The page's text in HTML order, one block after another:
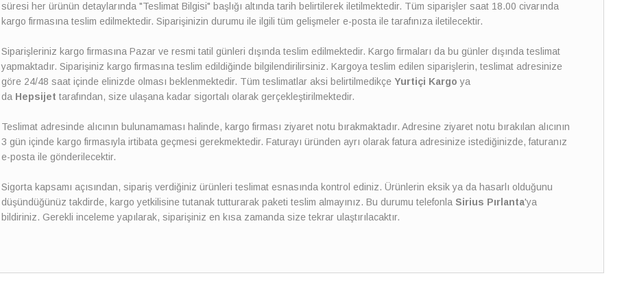
süresi her ürünün detaylarında "Teslimat Bilgisi" başlığı altında tarih belirtilerek iletilmektedir. Tüm siparişler saat 18.00 civarında
kargo firmasına teslim edilmektedir. Siparişinizin durumu ile ilgili tüm gelişmeler e-posta ile tarafınıza iletilecektir.
Siparişleriniz kargo firmasına Pazar ve resmi tatil günleri dışında teslim edilmektedir. Kargo firmaları da bu günler dışında teslimat
yapmaktadır. Siparişiniz kargo firmasına teslim edildiğinde bilgilendirilirsiniz. Kargoya teslim edilen siparişlerin, teslimat adresinize
göre 24/48 saat içinde elinizde olması beklenmektedir. Tüm teslimatlar aksi belirtilmedikçe Yurtiçi Kargo ya
da Hepsijet tarafından, size ulaşana kadar sigortalı olarak gerçekleştirilmektedir.
Teslimat adresinde alıcının bulunamaması halinde, kargo firması ziyaret notu bırakmaktadır. Adresine ziyaret notu bırakılan alıcının
3 gün içinde kargo firmasıyla irtibata geçmesi gerekmektedir. Faturayı üründen ayrı olarak fatura adresinize istediğinizde, faturanız
e-posta ile gönderilecektir.
Sigorta kapsamı açısından, sipariş verdiğiniz ürünleri teslimat esnasında kontrol ediniz. Ürünlerin eksik ya da hasarlı olduğunu
düşündüğünüz takdirde, kargo yetkilisine tutanak tutturarak paketi teslim almayınız. Bu durumu telefonla Sirius Pırlanta'ya
bildiriniz. Gerekli inceleme yapılarak, siparişiniz en kısa zamanda size tekrar ulaştırılacaktır.